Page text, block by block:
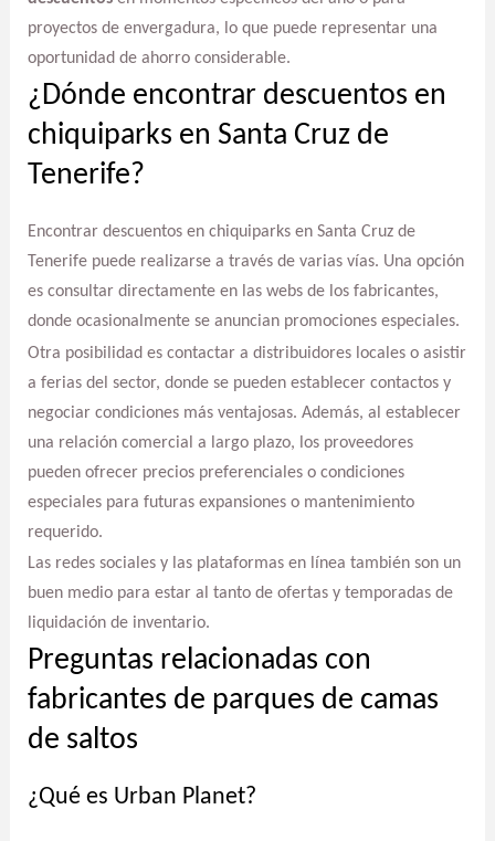
proyectos de envergadura, lo que puede representar una
oportunidad de ahorro considerable.
¿Dónde encontrar descuentos en
chiquiparks en Santa Cruz de
Tenerife?
Encontrar descuentos en chiquiparks en Santa Cruz de
Tenerife puede realizarse a través de varias vías. Una opción
es consultar directamente en las webs de los fabricantes,
donde ocasionalmente se anuncian promociones especiales.
Otra posibilidad es contactar a distribuidores locales o asistir
a ferias del sector, donde se pueden establecer contactos y
negociar condiciones más ventajosas. Además, al establecer
una relación comercial a largo plazo, los proveedores
pueden ofrecer precios preferenciales o condiciones
especiales para futuras expansiones o mantenimiento
requerido.
Las redes sociales y las plataformas en línea también son un
buen medio para estar al tanto de ofertas y temporadas de
liquidación de inventario.
Preguntas relacionadas con
fabricantes de parques de camas
de saltos
¿Qué es Urban Planet?